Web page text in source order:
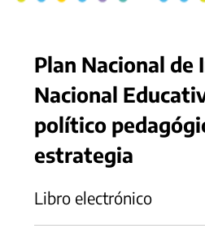
Plan Nacional de
Nacional
político
estrategia
Libro electrónico